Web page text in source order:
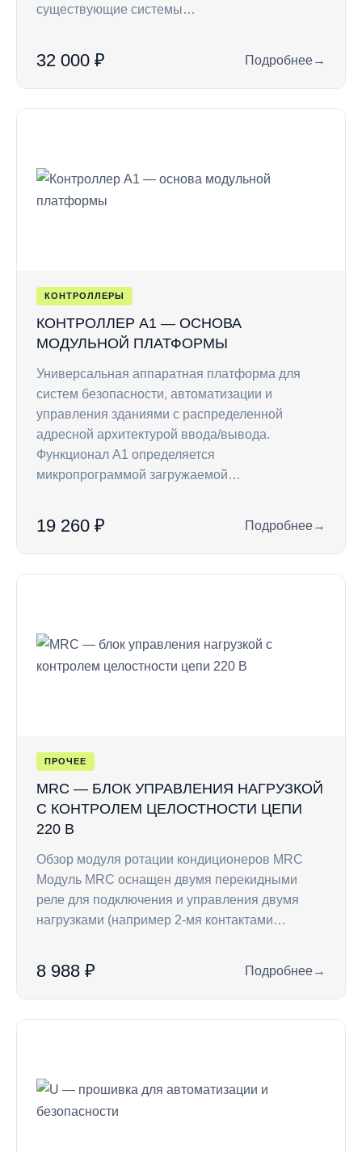
существующие системы…
32 000 ₽ Подробнее
: RC7 —
→
КОНТРОЛЛЕРЫ
КОНТРОЛЛЕР A1 — ОСНОВА
МОДУЛЬНОЙ ПЛАТФОРМЫ
Универсальная аппаратная платформа для
систем безопасности, автоматизации и
управления зданиями с распределенной
адресной архитектурой ввода/вывода.
Функционал А1 определяется
микропрограммой загружаемой…
19 260 ₽ Подробнее
: Контроллер A1
→
ПРОЧЕЕ
MRC — БЛОК УПРАВЛЕНИЯ НАГРУЗКОЙ
С КОНТРОЛЕМ ЦЕЛОСТНОСТИ ЦЕПИ
220 В
Обзор модуля ротации кондиционеров MRC
Модуль MRC оснащен двумя перекидными
реле для подключения и управления двумя
нагрузками (например 2-мя контактами…
8 988 ₽ Подробнее
: MRC — блок
→